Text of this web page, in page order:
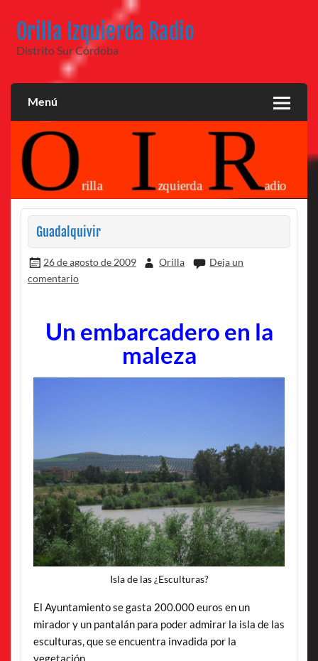
contenido
Orilla Izquierda Radio
Distrito Sur Córdoba
Menú
Guadalquivir
26 de agosto de 2009 Orilla
Deja un
comentario
Un embarcadero en la
maleza
Isla de las ¿Esculturas?
El Ayuntamiento se gasta 200.000 euros en un
mirador y un pantalán para poder admirar la isla de las
esculturas, que se encuentra invadida por la